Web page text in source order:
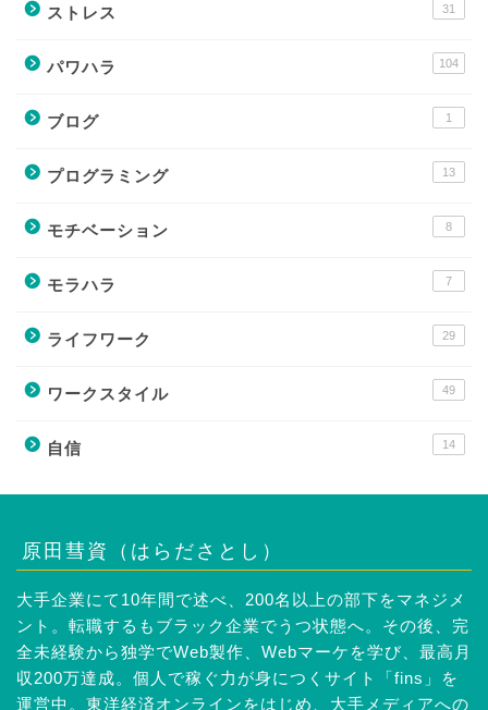
ストレス 31
パワハラ 104
ブログ 1
プログラミング 13
モチベーション 8
モラハラ 7
ライフワーク 29
ワークスタイル 49
自信 14
原田彗資（はらださとし）
大手企業にて10年間で述べ、200名以上の部下をマネジメ
ント。転職するもブラック企業でうつ状態へ。その後、完
全未経験から独学でWeb製作、Webマーケを学び、最高月
収200万達成。個人で稼ぐ力が身につくサイト「fins」を
運営中。東洋経済オンラインをはじめ、大手メディアへの